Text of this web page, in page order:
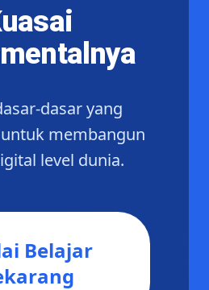
dasar yang
membangun
level dunia.
Belajar